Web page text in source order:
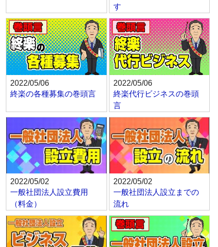
す
2022/05/06
終楽の各種募集の巻頭言
2022/05/06
終楽代行ビジネスの巻頭
言
2022/05/02
一般社団法人設立費用
（料金）
2022/05/02
一般社団法人設立までの
流れ